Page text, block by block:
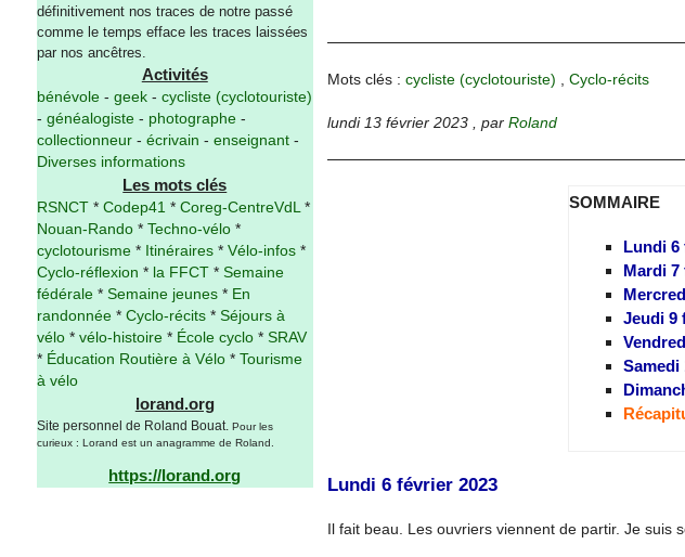
définitivement nos traces de notre passé
comme le temps efface les traces laissées
par nos ancêtres.
Activités
bénévole- geek- cycliste (cyclotouriste)
- généalogiste- photographe-
collectionneur- écrivain - enseignant-
Diverses informations
Les mots clés
RSNCT* Codep41 * Coreg-CentreVdL
*
Nouan-Rando* Techno-vélo*
cyclotourisme* Itinéraires* Vélo-infos*
Cyclo-réflexion * la FFCT* Semaine
fédérale* Semaine jeunes* En
randonnée* Cyclo-récits* Séjours à
vélo* vélo-histoire* École cyclo* SRAV
* Éducation Routière à Vélo* Tourisme
à vélo
lorand.org
Site personnel de Roland Bouat. Pour les
curieux : Lorand est un anagramme de Roland.
https://lorand.org
Mots clés : cycliste (cyclotouriste) Cyclo-récits
lundi 13 février 2023 , par Roland
SOMMAIRE
Lundi 6
Mardi 7
Jeudi 9
Samedi
Lundi 6 février 2023
Il fait beau. Les ouvriers viennent de partir. Je suis